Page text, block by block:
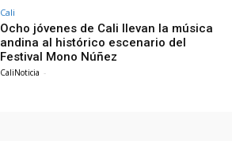
Cali
Ocho jóvenes de Cali llevan la música
andina al histórico escenario del
Festival Mono Núñez
CaliNoticia -